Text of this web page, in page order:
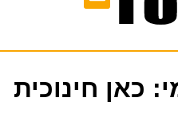
כאן חינוכית